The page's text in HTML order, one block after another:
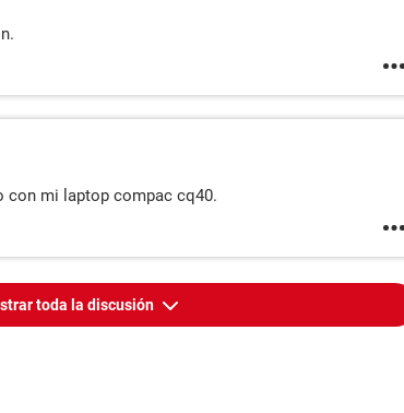
con mi laptop compac cq40.
toda la discusión